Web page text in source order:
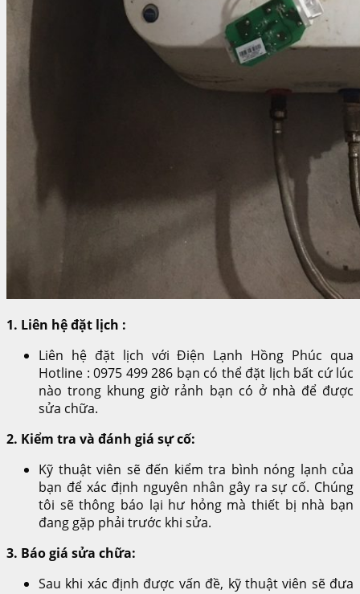
1. Liên hệ đặt lịch :
Liên hệ đặt lịch với Điện Lạnh Hồng Phúc qua
Hotline : 0975 499 286 bạn có thể đặt lịch bất cứ lúc
nào trong khung giờ rảnh bạn có ở nhà để được
sửa chữa.
2. Kiểm tra và đánh giá sự cố:
Kỹ thuật viên sẽ đến kiểm tra bình nóng lạnh của
bạn để xác định nguyên nhân gây ra sự cố. Chúng
tôi sẽ thông báo lại hư hỏng mà thiết bị nhà bạn
đang gặp phải trước khi sửa.
3. Báo giá sửa chữa:
Sau khi xác định được vấn đề, kỹ thuật viên sẽ đưa